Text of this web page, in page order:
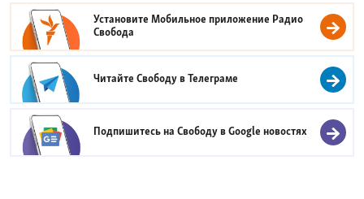
Установите Мобильное приложение Радио
Свобода
Читайте Свободу вТелеграме
Подпишитесь на Свободу вGoogle новостях